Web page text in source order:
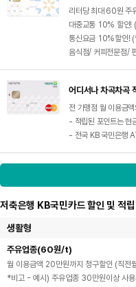
리터당 최대 60원 주
대중교통 10% 할인!
통신요금 10%할인! (
음식점/ 커피전문점/
어디서나 차곡차곡
전 가맹점 월 이용금
- 적립된 포인트는 현
- 전국 KB 국민은행
저축은행 KB국민카드 할인 및 적
생활형
주유업종(60원/t)
월 이용금액 20만원까지 청구할인 (직전
*비고 - 예시) 주유업종 30만원이상 사